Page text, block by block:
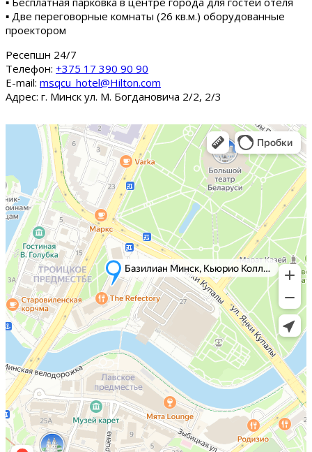
▪ Две переговорные комнаты (26 кв.м.) оборудованные
проектором
Ресепшн 24/7
Tелефон: +375 17 390 90 90
E-mail: msqcu_hotel@Hilton.com
Адрес: г. Минск ул. М. Богдановича 2/2, 2/3